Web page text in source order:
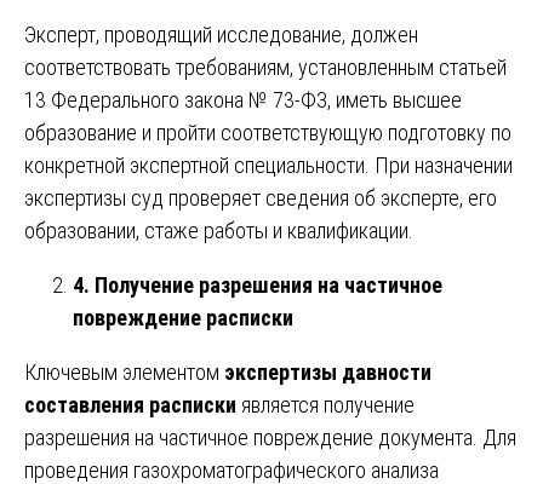
Эксперт, проводящий исследование, должен
соответствовать требованиям, установленным статьей
13 Федерального закона № 73-ФЗ, иметь высшее
образование и пройти соответствующую подготовку по
конкретной экспертной специальности. При назначении
экспертизы суд проверяет сведения об эксперте, его
образовании, стаже работы и квалификации.
4. Получение разрешения на частичное
повреждение расписки
Ключевым элементом экспертизы давности
составления расписки является получение
разрешения на частичное повреждение документа. Для
проведения газохроматографического анализа